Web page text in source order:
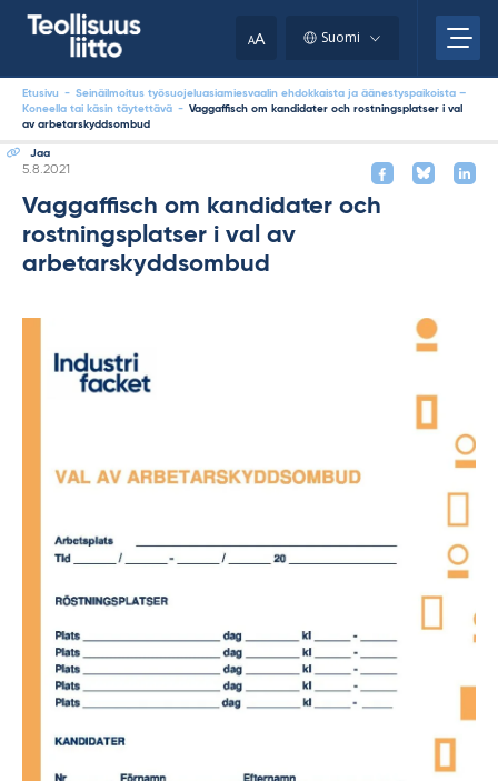
AA Suomi
Etusivu - Seinäilmoitus työsuojeluasiamiesvaalin ehdokkaista ja äänestyspaikoista –
Koneella tai käsin täytettävä - Vaggaffisch om kandidater och rostningsplatser i val
av arbetarskyddsombud
Jaa
Kirjoitettu
5.8.2021
Vaggaffisch om kandidater och
rostningsplatser i val av
arbetarskyddsombud
clipboard.)